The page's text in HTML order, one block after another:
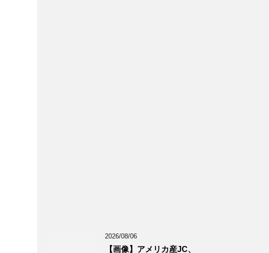
2026/08/06
【画像】アメリカ産JC、